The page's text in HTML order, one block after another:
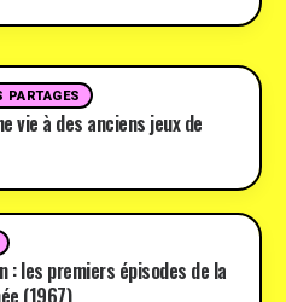
PARTAGES
vie à des anciens jeux de
: les premiers épisodes de la
(1967)